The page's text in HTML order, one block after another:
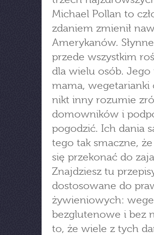
Michael Pollan to
zdaniem zmienił
Amerykanów.
przede wszystkim
dla wielu osób.
mama, wegetarianki
nikt inny rozumie
domowników i
pogodzić. Ich dania
tego tak smaczne,
się przekonać do
Znajdziesz tu
dostosowane do
żywieniowych:
bezglutenowe i bez
to, że wiele z tych